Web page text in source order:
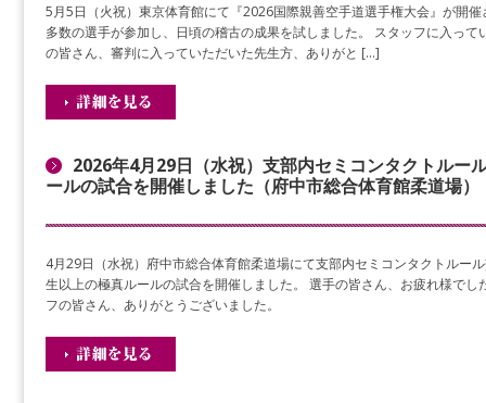
5月5日（火祝）東京体育館にて『2026国際親善空手道選手権大会』が開
多数の選手が参加し、日頃の稽古の成果を試しました。 スタッフに入って
の皆さん、審判に入っていただいた先生方、ありがと […]
2026年4月29日（水祝）支部内セミコンタクトルー
ールの試合を開催しました（府中市総合体育館柔道場）
4月29日（水祝）府中市総合体育館柔道場にて支部内セミコンタクトルー
生以上の極真ルールの試合を開催しました。 選手の皆さん、お疲れ様でし
フの皆さん、ありがとうございました。